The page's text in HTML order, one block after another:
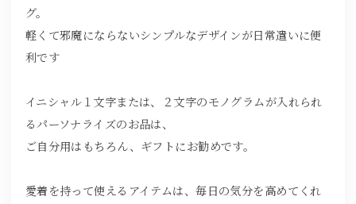
グ。
軽くて邪魔にならないシンプルなデザインが日常遣いに便
利です
イニシャル１文字または、２文字のモノグラムが入れられ
るパーソナライズのお品は、
ご自分用はもちろん、ギフトにお勧めです。
愛着を持って使えるアイテムは、毎日の気分を高めてくれ